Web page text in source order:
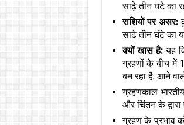
साढ़े तीन घंटे का
राशियों पर असर:
साढ़े तीन घंटे का
क्यों खास है: यह
ग्रहणों के बीच में
बन रहा है. आने
ग्रहणकाल
और चिंतन के
ग्रहण के प्रभाव